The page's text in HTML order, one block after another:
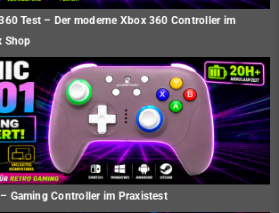
Test – Der moderne Xbox 360 Controller im
Shop
Gaming Controller im Praxistest